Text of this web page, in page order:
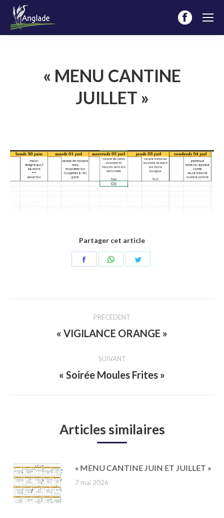
Facebook
page
« MENU CANTINE
JUILLET »
Partager cet article
Partager Partager
Navigation
article
PRÉCÉDENT
Article
:
« VIGILANCE ORANGE »
SUIVANT
Article
« Soirée Moules Frites »
Articles similaires
« MENU CANTINE JUIN ET JUILLET »
7 mai 2026